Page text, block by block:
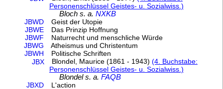
Personenschlüssel Geistes- u. Sozialwiss.)
Bloch s. a. NXKB
JBWD
Geist der Utopie
JBWE
Das Prinzip Hoffnung
JBWF
Naturrecht und menschliche Würde
JBWG
Atheismus und Christentum
JBWH
Politische Schriften
JBX Blondel, Maurice (1861 - 1943) (4. Buchstabe:
Personenschlüssel Geistes- u. Sozialwiss.)
Blondel s. a. FAQB
JBXD
L'action